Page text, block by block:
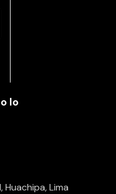
lo
Huachipa, Lima